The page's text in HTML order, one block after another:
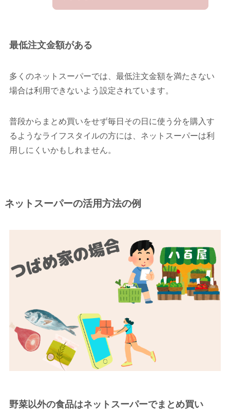
最低注文金額がある
多くのネットスーパーでは、最低注文金額を満たさない
場合は利用できないよう設定されています。
普段からまとめ買いをせず毎日その日に使う分を購入す
るようなライフスタイルの方には、ネットスーパーは利
用しにくいかもしれません。
ネットスーパーの活用方法の例
野菜以外の食品はネットスーパーでまとめ買い